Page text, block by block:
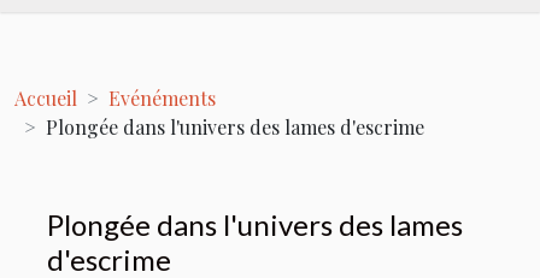
Accueil
Evénéments
Plongée dans l'univers des lames d'escrime
Plongée dans l'univers des lames
d'escrime